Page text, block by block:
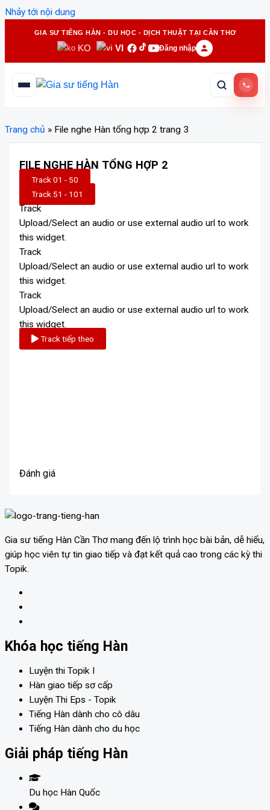
Nhảy tới nội dung
GIA SƯ TIẾNG HÀN - DU HỌC - DỊCH THUẬT TẠI CẦN THƠ
KO VI Đăng nhập
Trang chủ » File nghe Hàn tổng hợp 2 trang 3
FILE NGHE HÀN TỔNG HỢP 2
Track 01 - 50
Track 51 - 101
Track
Upload/Select an audio or use external audio url to work
this widget.
Track
Upload/Select an audio or use external audio url to work
this widget.
Track
Upload/Select an audio or use external audio url to work
this widget.
Track tiếp theo
Đánh giá
Gia sư tiếng Hàn Cần Thơ mang đến lộ trình học bài bản, dễ hiểu,
giúp học viên tự tin giao tiếp và đạt kết quả cao trong các kỳ thi
Topik.
Khóa học tiếng Hàn
Luyện thi Topik I
Hàn giao tiếp sơ cấp
Luyện Thi Eps - Topik
Tiếng Hàn dành cho cô dâu
Tiếng Hàn dành cho du học
Giải pháp tiếng Hàn
Du học Hàn Quốc